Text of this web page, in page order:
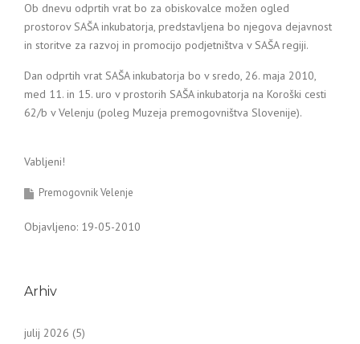
Ob dnevu odprtih vrat bo za obiskovalce možen ogled
prostorov SAŠA inkubatorja, predstavljena bo njegova dejavnost
in storitve za razvoj in promocijo podjetništva v SAŠA regiji.
Dan odprtih vrat SAŠA inkubatorja bo v sredo, 26. maja 2010,
med 11. in 15. uro v prostorih SAŠA inkubatorja na Koroški cesti
62/b v Velenju (poleg Muzeja premogovništva Slovenije).
Vabljeni!
Premogovnik Velenje
Objavljeno: 19-05-2010
Arhiv
julij 2026 (5)